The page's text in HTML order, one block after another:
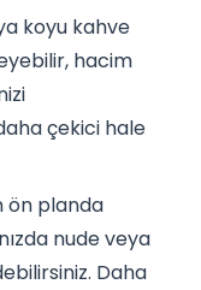
koyu kahve
hacim
çekici hale
ön planda
nude veya
Daha